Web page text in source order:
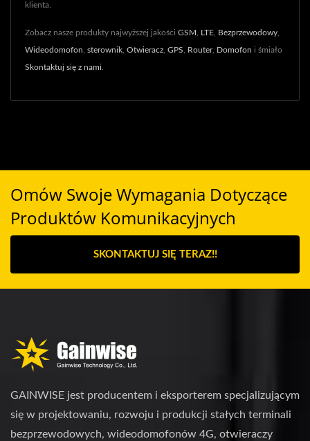
klienta.
Zobacz nasze produkty najwyższej jakości GSM LTE Bezprzewodowy
Wideodomofon sterownik Otwieracz GPS Router, Domofon i śmiało
Skontaktuj się z nami
Omów Swoje Wymagania Dotyczące
Produktów Komunikacyjnych
SKONTAKTUJ SIĘ TERAZ!!
GAINWISE jest producentem i eksporterem specjalizującym
się w projektowaniu, rozwoju i produkcji stałych terminali
bezprzewodowych, wideodomofonów 4G, otwieraczy